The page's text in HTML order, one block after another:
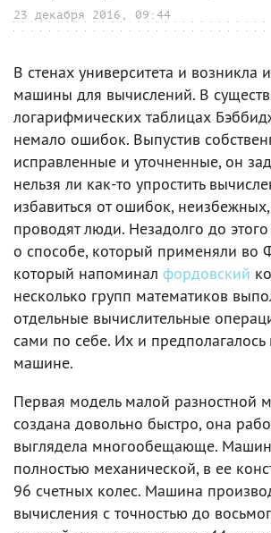
23 декабря 2016, 09:44
В стенах университета и возникла
машины для вычислений. В
логарифмических таблицах
немало ошибок. Выпустив
исправленные и уточненные, он
нельзя ли как-то упростить
избавиться от ошибок,
проводят люди. Незадолго до
о способе, который применяли во
который напоминал фордовский
несколько групп математиков
отдельные вычислительные
сами по себе. Их и предполагалось
машине.
Первая модель малой разностной
создана довольно быстро, она
выглядела многообещающе.
полностью механической, в ее
96 счетных колес. Машина
вычисления с точностью до